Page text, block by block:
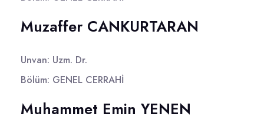
Muzaffer CANKURTARAN
Unvan: Uzm. Dr.
Bölüm: GENEL CERRAHİ
Muhammet Emin YENEN